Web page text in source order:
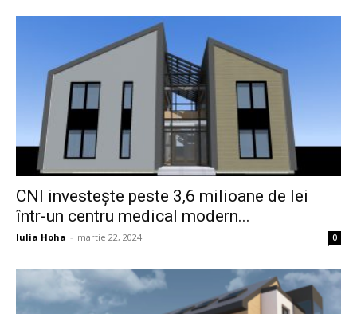
CNI investește peste 3,6 milioane de lei
într-un centru medical modern...
Iulia Hoha - martie 22, 2024 0